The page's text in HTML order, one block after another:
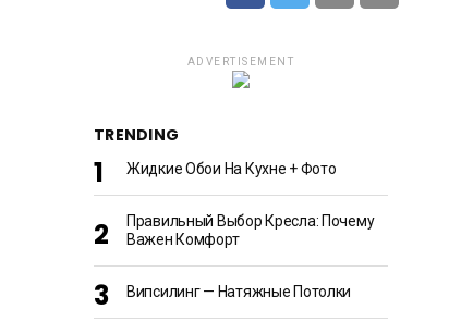
ADVERTISEMENT
TRENDING
Жидкие Обои На Кухне + Фото
Правильный Выбор Кресла: Почему
Важен Комфорт
Випсилинг — Натяжные Потолки